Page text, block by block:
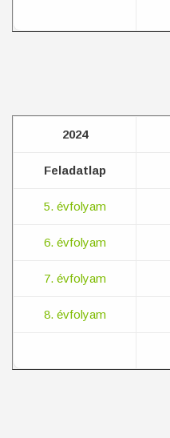
2024
Feladatlap
5. évfolyam
6. évfolyam
7. évfolyam
8. évfolyam